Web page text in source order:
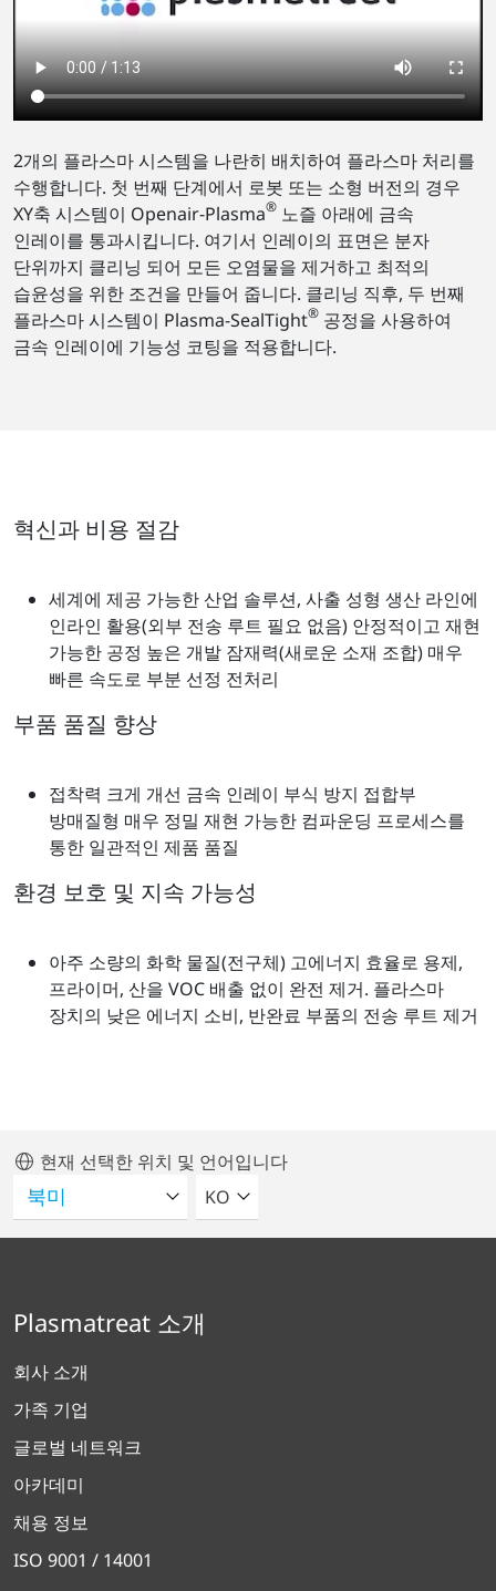
2개의 플라스마 시스템을 나란히 배치하여 플라스마 처리를
수행합니다. 첫 번째 단계에서 로봇 또는 소형 버전의 경우
XY축 시스템이 Openair-Plasma® 노즐 아래에 금속
인레이를 통과시킵니다. 여기서 인레이의 표면은 분자
단위까지 클리닝 되어 모든 오염물을 제거하고 최적의
습윤성을 위한 조건을 만들어 줍니다. 클리닝 직후, 두 번째
플라스마 시스템이 Plasma-SealTight® 공정을 사용하여
금속 인레이에 기능성 코팅을 적용합니다.
혁신과 비용 절감
세계에 제공 가능한 산업 솔루션, 사출 성형 생산 라인에
인라인 활용(외부 전송 루트 필요 없음) 안정적이고 재현
가능한 공정 높은 개발 잠재력(새로운 소재 조합) 매우
빠른 속도로 부분 선정 전처리
부품 품질 향상
접착력 크게 개선 금속 인레이 부식 방지 접합부
방매질형 매우 정밀 재현 가능한 컴파운딩 프로세스를
통한 일관적인 제품 품질
환경 보호 및 지속 가능성
아주 소량의 화학 물질(전구체) 고에너지 효율로 용제,
프라이머, 산을 VOC 배출 없이 완전 제거. 플라스마
장치의 낮은 에너지 소비, 반완료 부품의 전송 루트 제거
현재 선택한 위치 및 언어입니다
언어를 선택해주세요
KO
Plasmatreat 소개
회사 소개
가족 기업
글로벌 네트워크
아카데미
채용 정보
ISO 9001 / 14001